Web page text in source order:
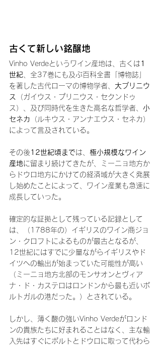
古くて新しい銘醸地
Vinho Verdeというワイン産地は、古くは 1
世紀 、全37巻にも及ぶ百科全書「博物誌」
を著した古代ローマの博物学者、 大プリニウ
ス
（ガイウス・プリニウス・セクンドゥ
ス）、及び同時代を生きた高名な哲学者、 小
セネカ （ルキウス・アンナエウス・セネカ）
によって言及されている。
その後 12世紀頃までは、 極小規模なワイン
産地に留まり続けてきたが、ミーニョ地方か
らドウロ地方にかけての経済域が大きく発展
し始めたことによって、ワイン産業も急速に
成長していった。
確定的な証拠として残っている記録として
は、（1788年の）イギリスのワイン商ジョ
ン・クロフトによるものが最古となるが、
12世紀にはすでに少量ながらイギリスやド
イツへの輸出が始まっていた可能性が高い
（ミーニョ地方北部のモンサオンとヴィア
ナ・ド・カステロはロンドンから最も近いポ
ルトガルの港だった。）とされている。
しかし、薄く酸の強いVinho Verdeがロンド
ンの貴族たちに好まれることはなく、主な輸
入先はすぐにポルトとドウロに取って代わら